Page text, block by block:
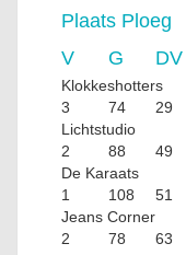
Plaats Ploeg
V
G DV
Klokkeshotters
3
74 29
Lichtstudio
2
88 49
De Karaats
1
108 51
Jeans Corner
2
78 63